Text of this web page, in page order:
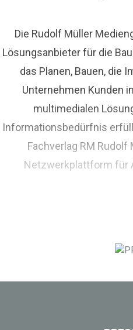
Die Rudolf Müller
Lösungsanbieter für die
das Planen, Bauen, die
Unternehmen Kunden
multimedialen
Informationsbedürfnis
Fachverlag RM
Netzwerkplattform für